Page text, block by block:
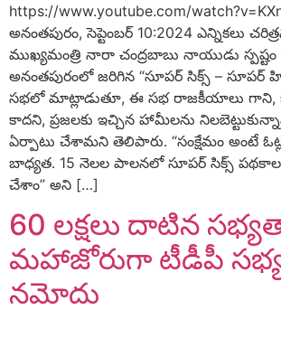
https://www.youtube.com/
అనంతపురం, సెప్టెంబర్ 10:2024 ఎన్నికలు
ముఖ్యమంత్రి నారా చంద్రబాబు నాయుడు స్పష్టం
అనంతపురంలో జరిగిన “సూపర్ సిక్స్ –
సభలో మాట్లాడుతూ, ఈ సభ రాజకీయాలు గాని,
కాదని, ప్రజలకు ఇచ్చిన హామీలను
ఏర్పాటు చేశామని తెలిపారు. “సంక్షేమం అంటే
బాధ్యత. 15 నెలల పాలనలో సూపర్ సిక్స్
చేశాం” అని […]
60 లక్షలు దాటిన
మహాజోరుగా టీడీపీ
నమోదు